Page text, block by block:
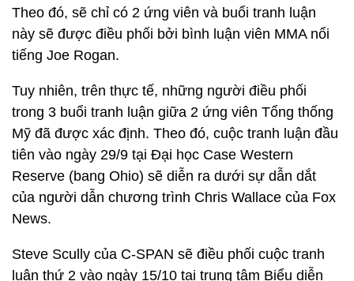
Theo đó, sẽ chỉ có 2 ứng viên và buổi tranh luận
này sẽ được điều phối bởi bình luận viên MMA nổi
tiếng Joe Rogan.
Tuy nhiên, trên thực tế, những người điều phối
trong 3 buổi tranh luận giữa 2 ứng viên Tổng thống
Mỹ đã được xác định. Theo đó, cuộc tranh luận đầu
tiên vào ngày 29/9 tại Đại học Case Western
Reserve (bang Ohio) sẽ diễn ra dưới sự dẫn dắt
của người dẫn chương trình Chris Wallace của Fox
News.
Steve Scully của C-SPAN sẽ điều phối cuộc tranh
luận thứ 2 vào ngày 15/10 tại trung tâm Biểu diễn